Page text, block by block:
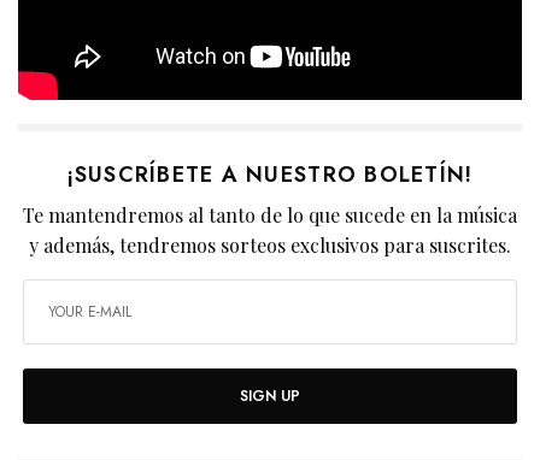
¡SUSCRÍBETE A NUESTRO BOLETÍN!
Te mantendremos al tanto de lo que sucede en la música
y además, tendremos sorteos exclusivos para suscrites.
SIGN UP